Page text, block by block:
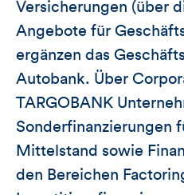
Versicherungen (über
Angebote für
ergänzen das
Autobank. Über
TARGOBANK
Sonderfinanzierungen
Mittelstand sowie
den Bereichen